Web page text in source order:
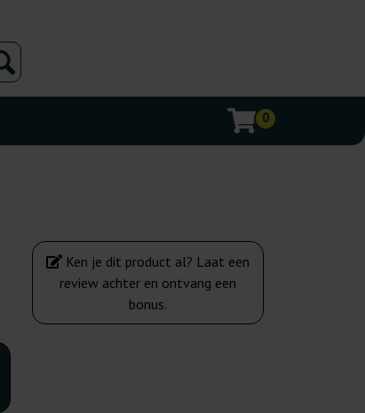
0
Ken je dit product al? Laat een
review achter en ontvang een
bonus.